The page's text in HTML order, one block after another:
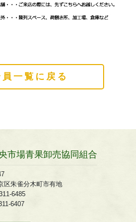
一覧に戻る
市場青果卸売協同組合
区朱雀分木町市有地
6485
6407